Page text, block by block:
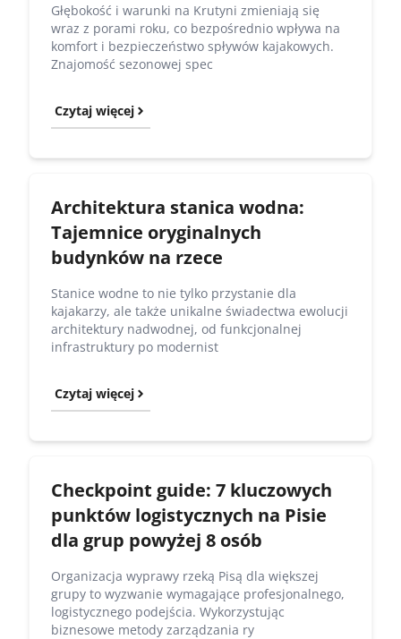
Głębokość i warunki na Krutyni zmieniają się
wraz z porami roku, co bezpośrednio wpływa na
komfort i bezpieczeństwo spływów kajakowych.
Znajomość sezonowej spec
Czytaj więcej
Architektura stanica wodna:
Tajemnice oryginalnych
budynków na rzece
Stanice wodne to nie tylko przystanie dla
kajakarzy, ale także unikalne świadectwa ewolucji
architektury nadwodnej, od funkcjonalnej
infrastruktury po modernist
Czytaj więcej
Checkpoint guide: 7 kluczowych
punktów logistycznych na Pisie
dla grup powyżej 8 osób
Organizacja wyprawy rzeką Pisą dla większej
grupy to wyzwanie wymagające profesjonalnego,
logistycznego podejścia. Wykorzystując
biznesowe metody zarządzania ry